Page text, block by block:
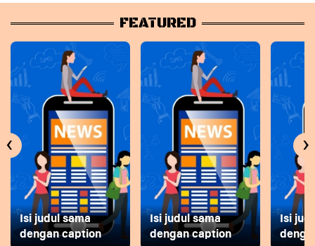
FEATURED
Isi judul sama
dengan caption
Isi judul sama
dengan caption
Isi
‹ ›